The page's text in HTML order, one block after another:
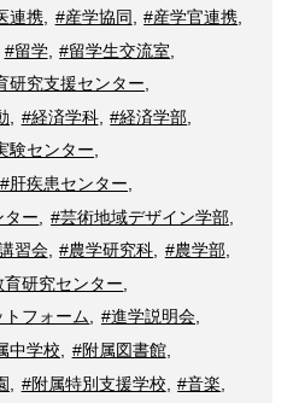
連携, #産学協同 #産学官連携
#留学, #留学生交流室
研究支援センター,
#経済学科, #経済学部
験センター,
#肝疾患センター
ター
#芸術地域デザイン学部,
習会, #農学研究科, #農学部,
研究センター
フォーム, #進学説明会,
中学校 #附属図書館,
#附属特別支援学校 #音楽